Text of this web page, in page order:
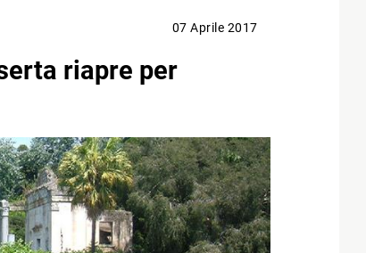
07 Aprile 2017
riapre per